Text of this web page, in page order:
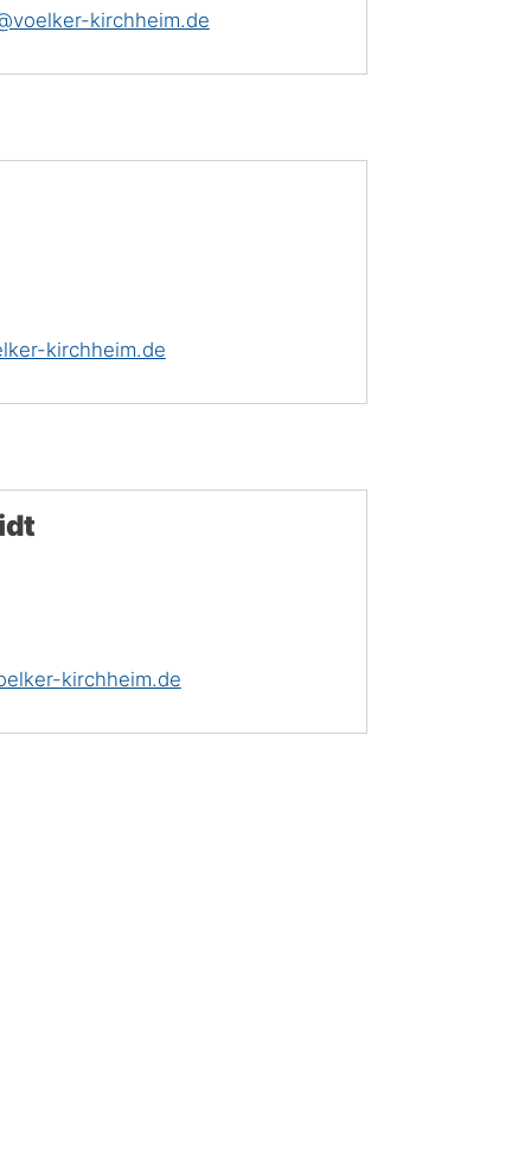
kirchheim.de
kirchheim.de
kirchheim.de